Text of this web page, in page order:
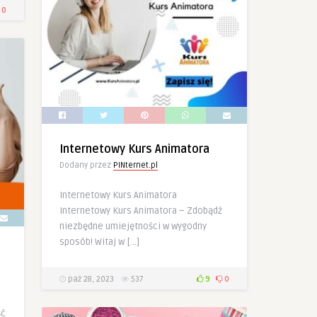
0
Internetowy Kurs Animatora
Dodany przez PINternet.pl
Internetowy Kurs Animatora
Internetowy Kurs Animatora – Zdobądź
niezbędne umiejętności w wygodny
sposób! Witaj w […]
paź 28, 2023 537 9 0